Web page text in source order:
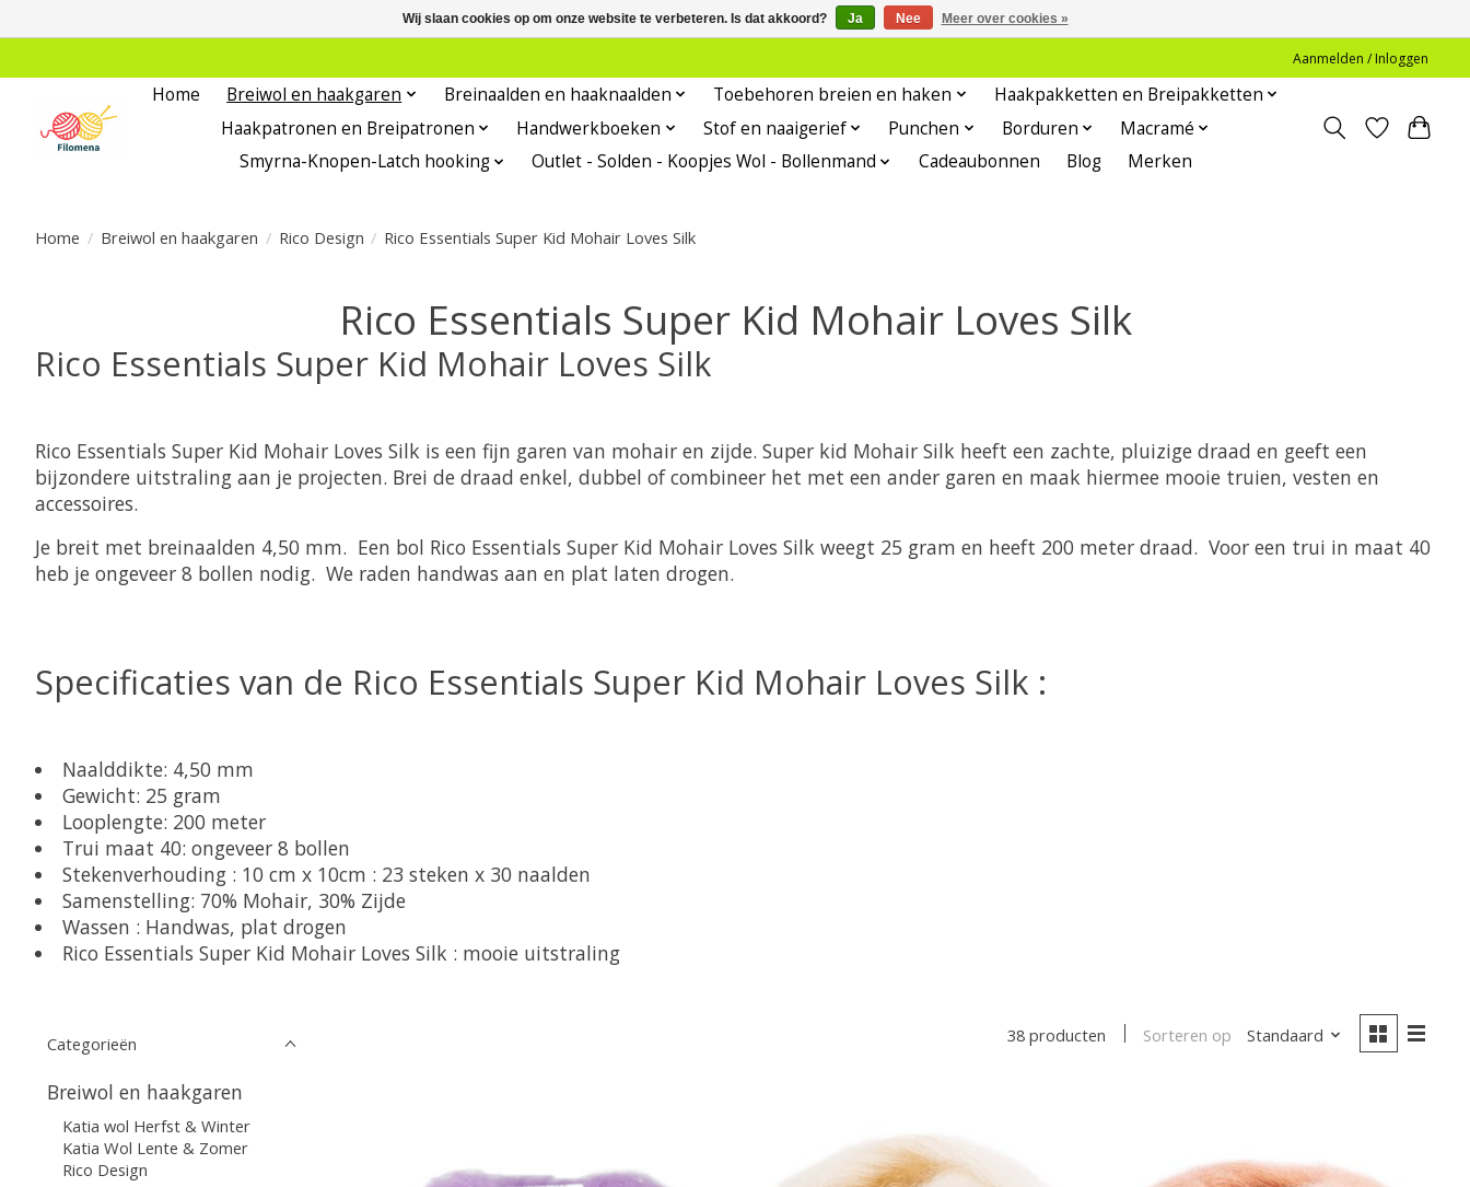
Aanmelden / Inloggen
Home Breiwol en haakgaren Breinaalden en haaknaalden Toebehoren breien en haken
Haakpakketten en Breipakketten
Haakpatronen en Breipatronen
Handwerkboeken Stof en naaigerief Punchen Borduren
Macramé
Smyrna-Knopen-Latch hooking
Outlet - Solden - Koopjes Wol - Bollenmand Cadeaubonnen Blog Merken
Home / Breiwol en haakgaren / Rico Design / Rico Essentials Super Kid Mohair Loves Silk
Rico Essentials Super Kid Mohair Loves Silk
Rico Essentials Super Kid Mohair Loves Silk
Rico Essentials Super Kid Mohair Loves Silk is een fijn garen van mohair en zijde. Super kid Mohair Silk heeft een zachte, pluizige draad en geeft een
bijzondere uitstraling aan je projecten. Brei de draad enkel, dubbel of combineer het met een ander garen en maak hiermee mooie truien, vesten en
accessoires.
Je breit met breinaalden 4,50 mm. Een bol Rico Essentials Super Kid Mohair Loves Silk weegt 25 gram en heeft 200 meter draad. Voor een trui in maat 40
heb je ongeveer 8 bollen nodig. We raden handwas aan en plat laten drogen.
Specificaties van de Rico Essentials Super Kid Mohair Loves Silk :
Naalddikte: 4,50 mm
Gewicht: 25 gram
Looplengte: 200 meter
Trui maat 40: ongeveer 8 bollen
Stekenverhouding : 10 cm x 10cm : 23 steken x 30 naalden
Samenstelling: 70% Mohair, 30% Zijde
Wassen : Handwas, plat drogen
Rico Essentials Super Kid Mohair Loves Silk : mooie uitstraling
Categorieën
Breiwol en haakgaren
Katia wol Herfst & Winter
Katia Wol Lente & Zomer
Rico Design
38 producten Sorteren op Standaard
Wij slaan cookies op om onze website te verbeteren. Is dat akkoord? Ja Nee Meer over cookies »